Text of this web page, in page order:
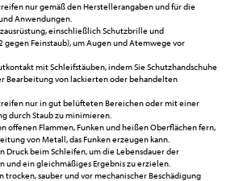
nur gemäß den Herstellerangaben und für die
Anwendungen.
einschließlich Schutzbrille und
gegen Feinstaub), um Augen und Atemwege vor
mit Schleifstäuben, indem Sie Schutzhandschuhe
Bearbeitung von lackierten oder behandelten
nur in gut belüfteten Bereichen oder mit einer
durch Staub zu minimieren.
offenen Flammen, Funken und heißen Oberflächen fern,
von Metall, das Funken erzeugen kann.
Druck beim Schleifen, um die Lebensdauer der
und ein gleichmäßiges Ergebnis zu erzielen.
trocken, sauber und vor mechanischer Beschädigung